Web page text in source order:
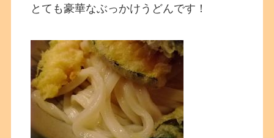
とても豪華なぶっかけうどんです！